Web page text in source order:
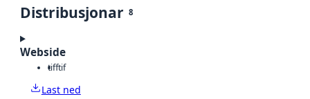
Distribusjonar 8
Webside
tifftif
Last ned